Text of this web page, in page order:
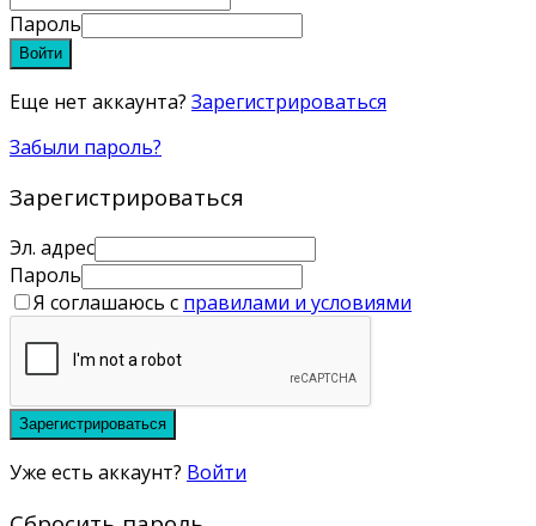
Пароль
Войти
Еще нет аккаунта? Зарегистрироваться
Забыли пароль?
Зарегистрироваться
Эл. адрес
Пароль
Я соглашаюсь с правилами и условиями
Зарегистрироваться
Уже есть аккаунт? Войти